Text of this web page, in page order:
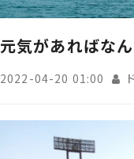
元気があればな
2022-04-20 01:00